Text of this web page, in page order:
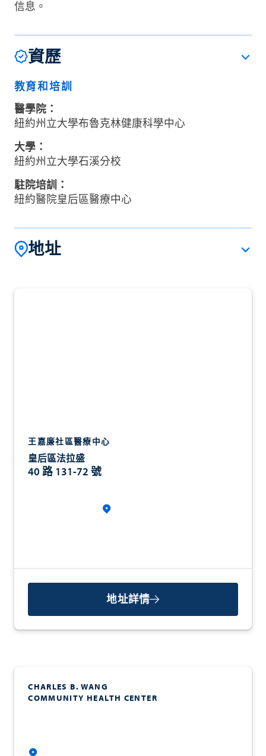
信息。
資歷
教育和培訓
醫學院：
紐約州立大學布魯克林健康科學中心
大學：
紐約州立大學石溪分校
駐院培訓：
紐約醫院皇后區醫療中心
地址
王嘉廉社區醫療中心
皇后區法拉盛
40 路 131-72 號
地址詳情
CHARLES B. WANG
COMMUNITY HEALTH CENTER